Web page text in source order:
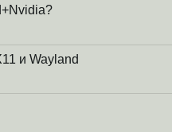
и Wayland